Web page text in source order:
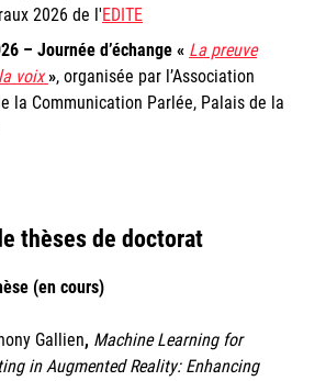
2026 de l'EDITE
– Journée d’échange « La preuve
voix », organisée par l’Association
la Communication Parlée, Palais de la
thèses de doctorat
(en cours)
Gallien, Machine Learning for
in Augmented Reality: Enhancing